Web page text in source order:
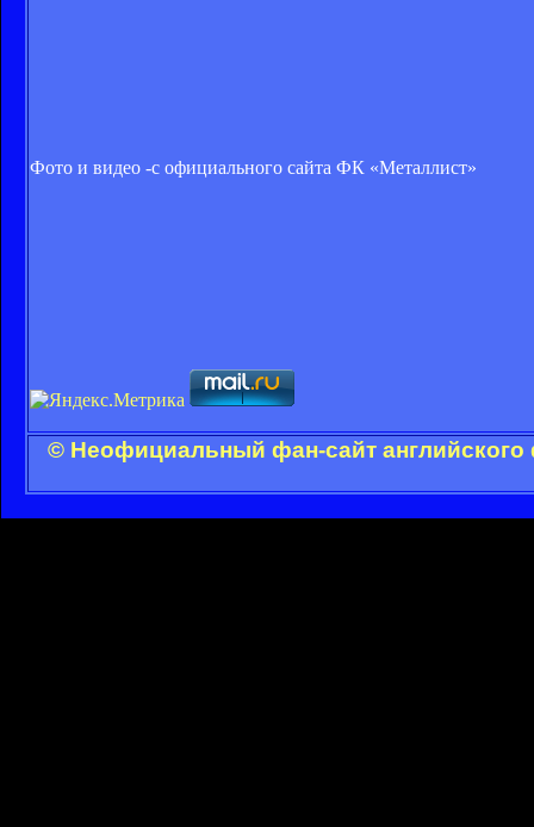
Фото и видео -с официального сайта ФК «Металлист»
© Неофициальный фан-сайт английского